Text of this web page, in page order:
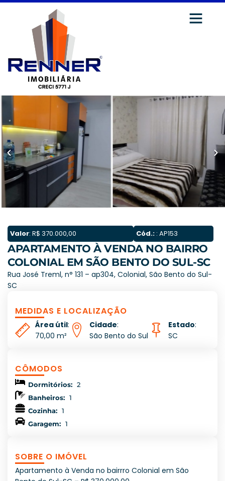
Valor: R$ 370.000,00 Cód.: : AP153
APARTAMENTO À VENDA NO BAIRRO
COLONIAL EM SÃO BENTO DO SUL-SC
Rua José Treml, n° 131 – ap304, Colonial, São Bento do Sul-
SC
MEDIDAS E LOCALIZAÇÃO
Área útil:
70,00 m²
Cidade:
São Bento do Sul
Estado:
SC
CÔMODOS
Dormitórios: 2
Banheiros: 1
Cozinha: 1
Garagem: 1
SOBRE O IMÓVEL
Apartamento à Venda no bairrro Colonial em São